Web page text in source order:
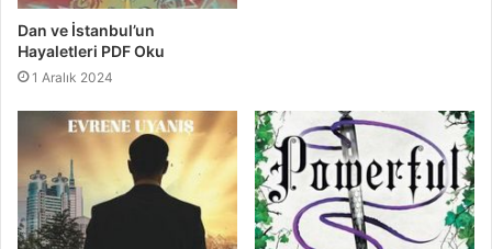
Dan ve İstanbul’un
Hayaletleri PDF Oku
1 Aralık 2024